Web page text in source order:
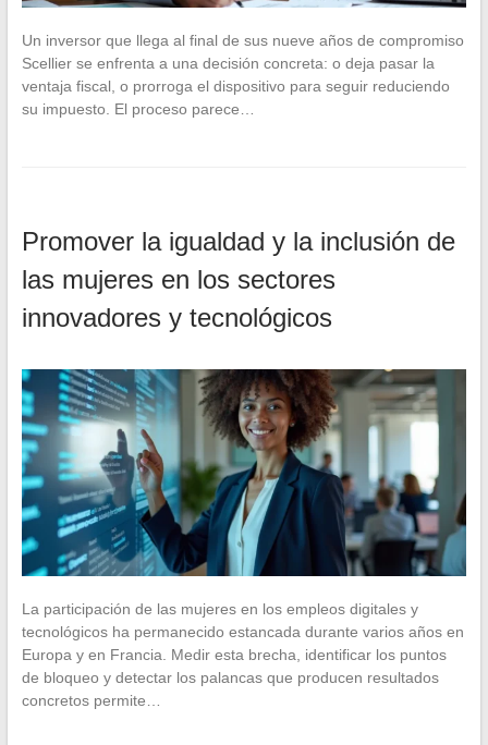
Un inversor que llega al final de sus nueve años de compromiso
Scellier se enfrenta a una decisión concreta: o deja pasar la
ventaja fiscal, o prorroga el dispositivo para seguir reduciendo
su impuesto. El proceso parece…
Promover la igualdad y la inclusión de
las mujeres en los sectores
innovadores y tecnológicos
La participación de las mujeres en los empleos digitales y
tecnológicos ha permanecido estancada durante varios años en
Europa y en Francia. Medir esta brecha, identificar los puntos
de bloqueo y detectar los palancas que producen resultados
concretos permite…